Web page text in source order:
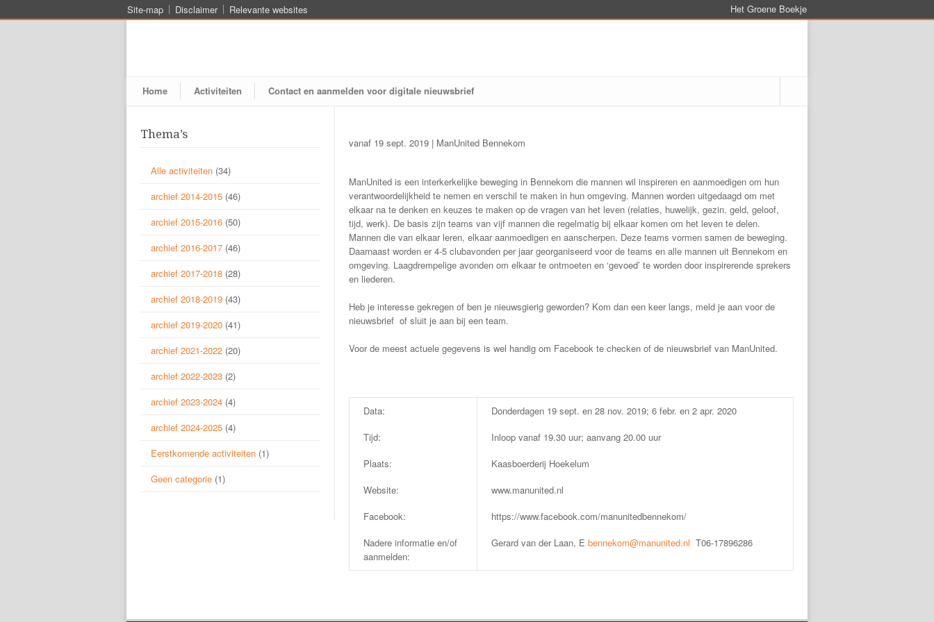
Site-map Disclaimer Relevante websites Het Groene Boekje
Home Activiteiten Contact en aanmelden voor digitale nieuwsbrief
vanaf 19 sept. 2019 | ManUnited Bennekom
ManUnited is een interkerkelijke beweging in Bennekom die mannen wil inspireren en aanmoedigen om hun
verantwoordelijkheid te nemen en verschil te maken in hun omgeving. Mannen worden uitgedaagd om met
elkaar na te denken en keuzes te maken op de vragen van het leven (relaties, huwelijk, gezin, geld, geloof,
tijd, werk). De basis zijn teams van vijf mannen die regelmatig bij elkaar komen om het leven te delen.
Mannen die van elkaar leren, elkaar aanmoedigen en aanscherpen. Deze teams vormen samen de beweging.
Daarnaast worden er 4-5 clubavonden per jaar georganiseerd voor de teams en alle mannen uit Bennekom en
omgeving. Laagdrempelige avonden om elkaar te ontmoeten en ‘gevoed’ te worden door inspirerende sprekers
en liederen.
Heb je interesse gekregen of ben je nieuwsgierig geworden? Kom dan een keer langs, meld je aan voor de
nieuwsbrief of sluit je aan bij een team.
Voor de meest actuele gegevens is wel handig om Facebook te checken of de nieuwsbrief van ManUnited.
Data:
Donderdagen 19 sept. en 28 nov. 2019; 6 febr. en 2 apr. 2020
Tijd:
Inloop vanaf 19.30 uur; aanvang 20.00 uur
Plaats:
Kaasboerderij Hoekelum
Website:
www.manunited.nl
Facebook:
https://www.facebook.com/manunitedbennekom/
Nadere informatie en/of
aanmelden:
Gerard van der Laan, E bennekom@manunited.nl T06-17896286
Thema’s
Alle activiteiten (34)
archief 2014-2015 (46)
archief 2015-2016 (50)
archief 2016-2017 (46)
archief 2017-2018 (28)
archief 2018-2019 (43)
archief 2019-2020 (41)
archief 2021-2022 (20)
archief 2022-2023 (2)
archief 2023-2024 (4)
archief 2024-2025 (4)
Eerstkomende activiteiten (1)
Geen categorie (1)